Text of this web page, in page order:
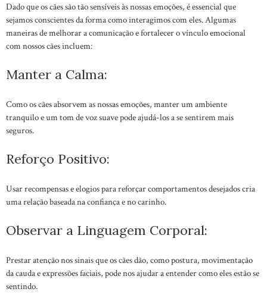
Dado que os cães são tão sensíveis às nossas emoções, é essencial que
sejamos conscientes da forma como interagimos com eles. Algumas
maneiras de melhorar a comunicação e fortalecer o vínculo emocional
com nossos cães incluem:
Manter a Calma:
Como os cães absorvem as nossas emoções, manter um ambiente
tranquilo e um tom de voz suave pode ajudá-los a se sentirem mais
seguros.
Reforço Positivo:
Usar recompensas e elogios para reforçar comportamentos desejados cria
uma relação baseada na confiança e no carinho.
Observar a Linguagem Corporal:
Prestar atenção nos sinais que os cães dão, como postura, movimentação
da cauda e expressões faciais, pode nos ajudar a entender como eles estão se
sentindo.